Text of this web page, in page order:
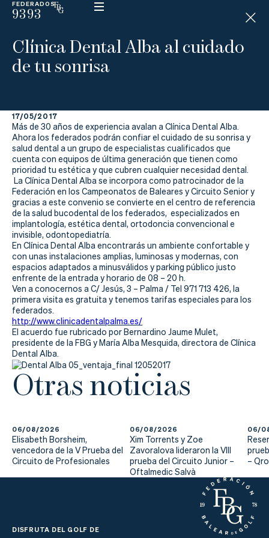
FEDERADOS
9393
ESP
N
D
C
La
Federación
Federarse
Jugar
Aprender
Actualidad
Tienda
Clínica Dental Alba al cuidado
de tu sonrisa
17/05/2017
Más de 30 años de experiencia avalan a Clínica Dental Alba.
Ahora los federados podrán confiar el cuidado de su sonrisa y
salud dental a un grupo de especialistas cualificados que
cuenta con equipos de última generación que tienen como
prioridad tu estética y que cubren cualquier necesidad dental.
La Clínica Dental Alba se incorpora como patrocinador de la
Federación en los Campeonatos de Baleares y Circuito Senior y
gracias a este convenio se convierte en el centro de referencia
de la salud bucodental de los federados, especializados en
implantología, estética dental, ortodoncia convencional e
invisible, odontopediatría.
En Clínica Dental Alba encontrarás un ambiente confortable y
con unas instalaciones amplias, luminosas y modernas, con
espacios adaptados a minusválidos y parking público justo
enfrente de la entrada y horario de 08 – 20 h.
Ven a conocernos a C/ Jesús, 3 – Palma / Tel 971 713 426, la
primera visita es gratuita y tenemos tarifas especiales para los
federados.
http://www.clinicadentalpalma.es/
El acuerdo fue rubricado por Bernardino Jaume Mulet,
presidente de la FBG y María Alba Mesquida, directora de Clínica
Dental Alba.
Otras noticias
06/08/2026
Elisabeth Borsheim,
vencedora de la V Prueba del
Circuito de Profesionales
06/08/2026
Xim Torrents y Zoe
Zavoralova lideraron la VIII
prueba del Circuito Junior –
Oftalmedic Salvà
06/
–
DISFRUTA DEL GOLF DE